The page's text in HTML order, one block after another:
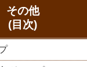
その他
(目次)